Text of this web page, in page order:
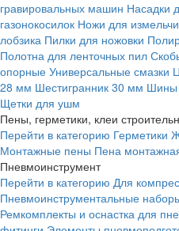
гравировальных машин Насадки
газонокосилок Ножи для
лобзика Пилки для ножовки
Полотна для ленточных пил
опорные Универсальные смазки
28 мм Шестигранник 30 мм Шины
Щетки для ушм
Пены, герметики, клеи
Перейти в категорию Герметики
Монтажные пены Пена
Пневмоинструмент
Перейти в категорию Для
Пневмоинструментальные
Ремкомплекты и оснастка для